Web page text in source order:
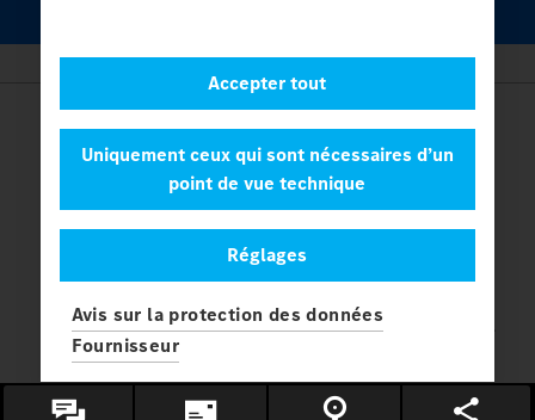
Réglages
Uniquement ceux qui sont nécessaires d’un
point de vue technique
Accepter tout
Avis sur la protection des données
Fournisseur
Provider
Legal Notice
Contact
Protection des données
Paramètres
© 2026 Daimler Truck AG. Tous les droits sont réservés.
Mercedes-Benz sont des marques deMercedes-Benz Group AG.